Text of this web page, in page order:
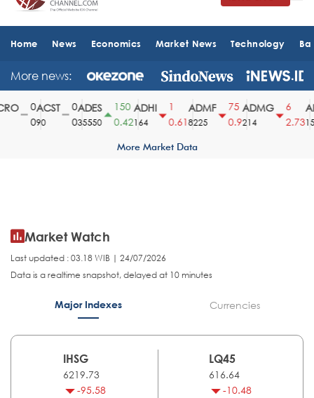
Home News Economics Market News Technology
More news:
ACST
90
ADES
35550
150
0.42
ADHI
164
0.61
ADMF
8225
75
0.9
ADMG
214
2.73
More Market Data
Market Watch
Last updated : 03.18 WIB | 24/07/2026
Data is a realtime snapshot, delayed at 10 minutes
Major Indexes Currencies
IHSG
6219.73
-95.58
LQ45
616.64
-10.48